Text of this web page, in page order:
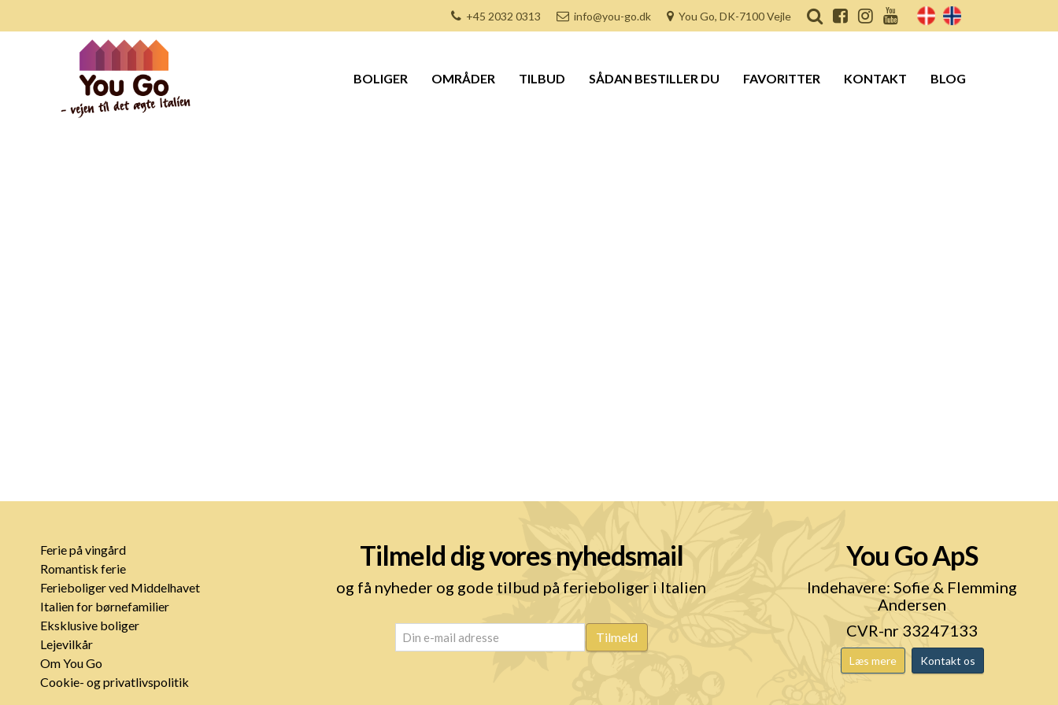
+45 2032 0313 info@you-go.dk You Go, DK-7100 Vejle
BOLIGER OMRÅDER TILBUD SÅDAN BESTILLER DU FAVORITTER KONTAKT BLOG
Ferie på vingård
Romantisk ferie
Ferieboliger ved Middelhavet
Italien for børnefamilier
Eksklusive boliger
Lejevilkår
Om You Go
Cookie- og privatlivspolitik
Tilmeld dig vores nyhedsmail
og få nyheder og gode tilbud på ferieboliger i Italien
email (Påkrævet) Tilmeld
You Go ApS
Indehavere: Sofie & Flemming
Andersen
CVR-nr 33247133
Læs mere Kontakt os